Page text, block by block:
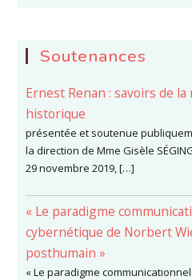
Soutenances
Ernest Renan : savoirs de
historique
présentée et soutenue
la direction de Mme Gisèle
29 novembre 2019, […]
« Le paradigme
cybernétique de Norbert
posthumain »
« Le paradigme